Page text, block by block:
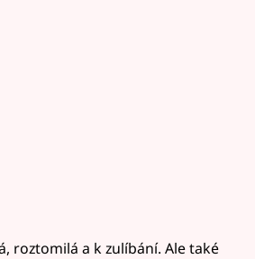
roztomilá a k zulíbání. Ale také